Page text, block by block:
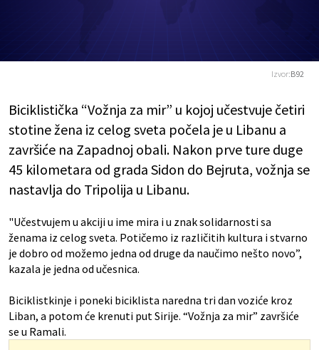
Izvor:B92
Biciklistička “Vožnja za mir” u kojoj učestvuje četiri
stotine žena iz celog sveta počela je u Libanu a
završiće na Zapadnoj obali. Nakon prve ture duge
45 kilometara od grada Sidon do Bejruta, vožnja se
nastavlja do Tripolija u Libanu.
"Učestvujem u akciji u ime mira i u znak solidarnosti sa
ženama iz celog sveta. Potičemo iz različitih kultura i stvarno
je dobro od možemo jedna od druge da naučimo nešto novo”,
kazala je jedna od učesnica.
Biciklistkinje i poneki biciklista naredna tri dan voziće kroz
Liban, a potom će krenuti put Sirije. “Vožnja za mir” završiće
se u Ramali.